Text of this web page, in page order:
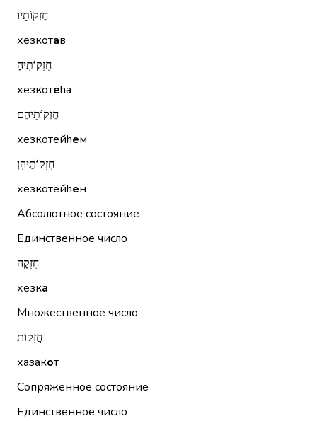
חֶזְקוֹתָיו
хезкотав
חֶזְקוֹתֶיהָ
хезкотеhа
חֶזְקוֹתֵיהֶם
хезкотейhем
חֶזְקוֹתֵיהֶן
хезкотейhен
Абсолютное состояние
Единственное число
חֶזְקָה
хезка
Множественное число
חֲזָקוֹת
хазакот
Сопряженное состояние
Единственное число